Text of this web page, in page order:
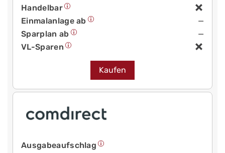
Handelbar
Einmalanlage ab
—
Sparplan ab
—
VL-Sparen
Kaufen
Ausgabeaufschlag